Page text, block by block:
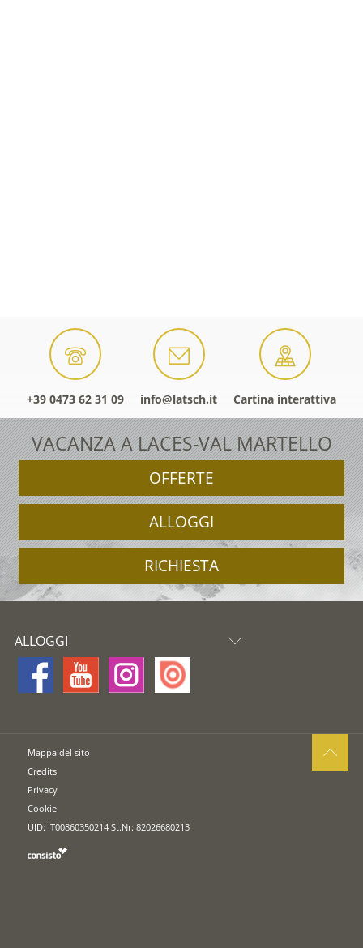
+39 0473 62 31 09 info@latsch.it Cartina interattiva
VACANZA A LACES-VAL MARTELLO
OFFERTE
ALLOGGI
RICHIESTA
ALLOGGI
Mappa del sito
Credits
Privacy
Cookie
UID: IT00860350214 St.Nr: 82026680213